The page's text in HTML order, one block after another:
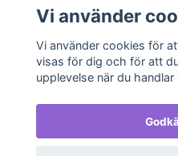
Vi använder
Vi använder cookies för
visas för dig och för att
upplevelse när du